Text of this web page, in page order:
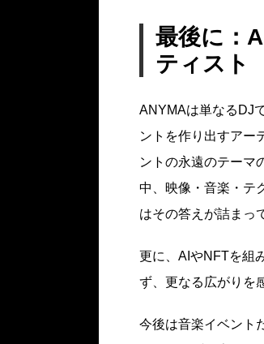
最後に：
ティスト
ANYMAは単なるDJ
ントを作り出すアー
ントの永遠のテーマ
中、映像・音楽・テ
はその答えが詰まっ
更に、AIやNFTを組
ず、更なる広がりを
今後は音楽イベント